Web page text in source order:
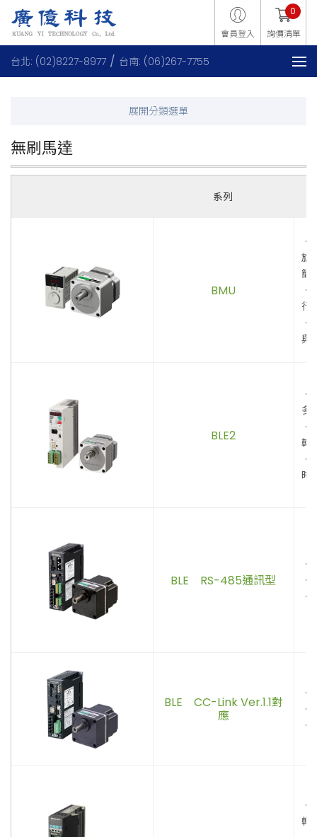
會員登入 詢價清單
0
台北: (02)8227-8977 台南: (06)267-7755
無刷馬達
系列
BMU
旋
簡
行
與
BLE2
多
轉
時
BLE RS-485通訊型
BLE CC-Link Ver.1.1對
應
轉